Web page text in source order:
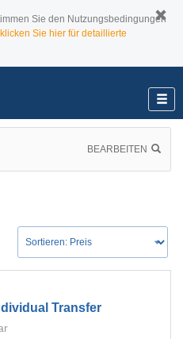
Sie den Nutzungsbedingungen
Sie hier für detaillierte
BEARBEITEN
Transfer